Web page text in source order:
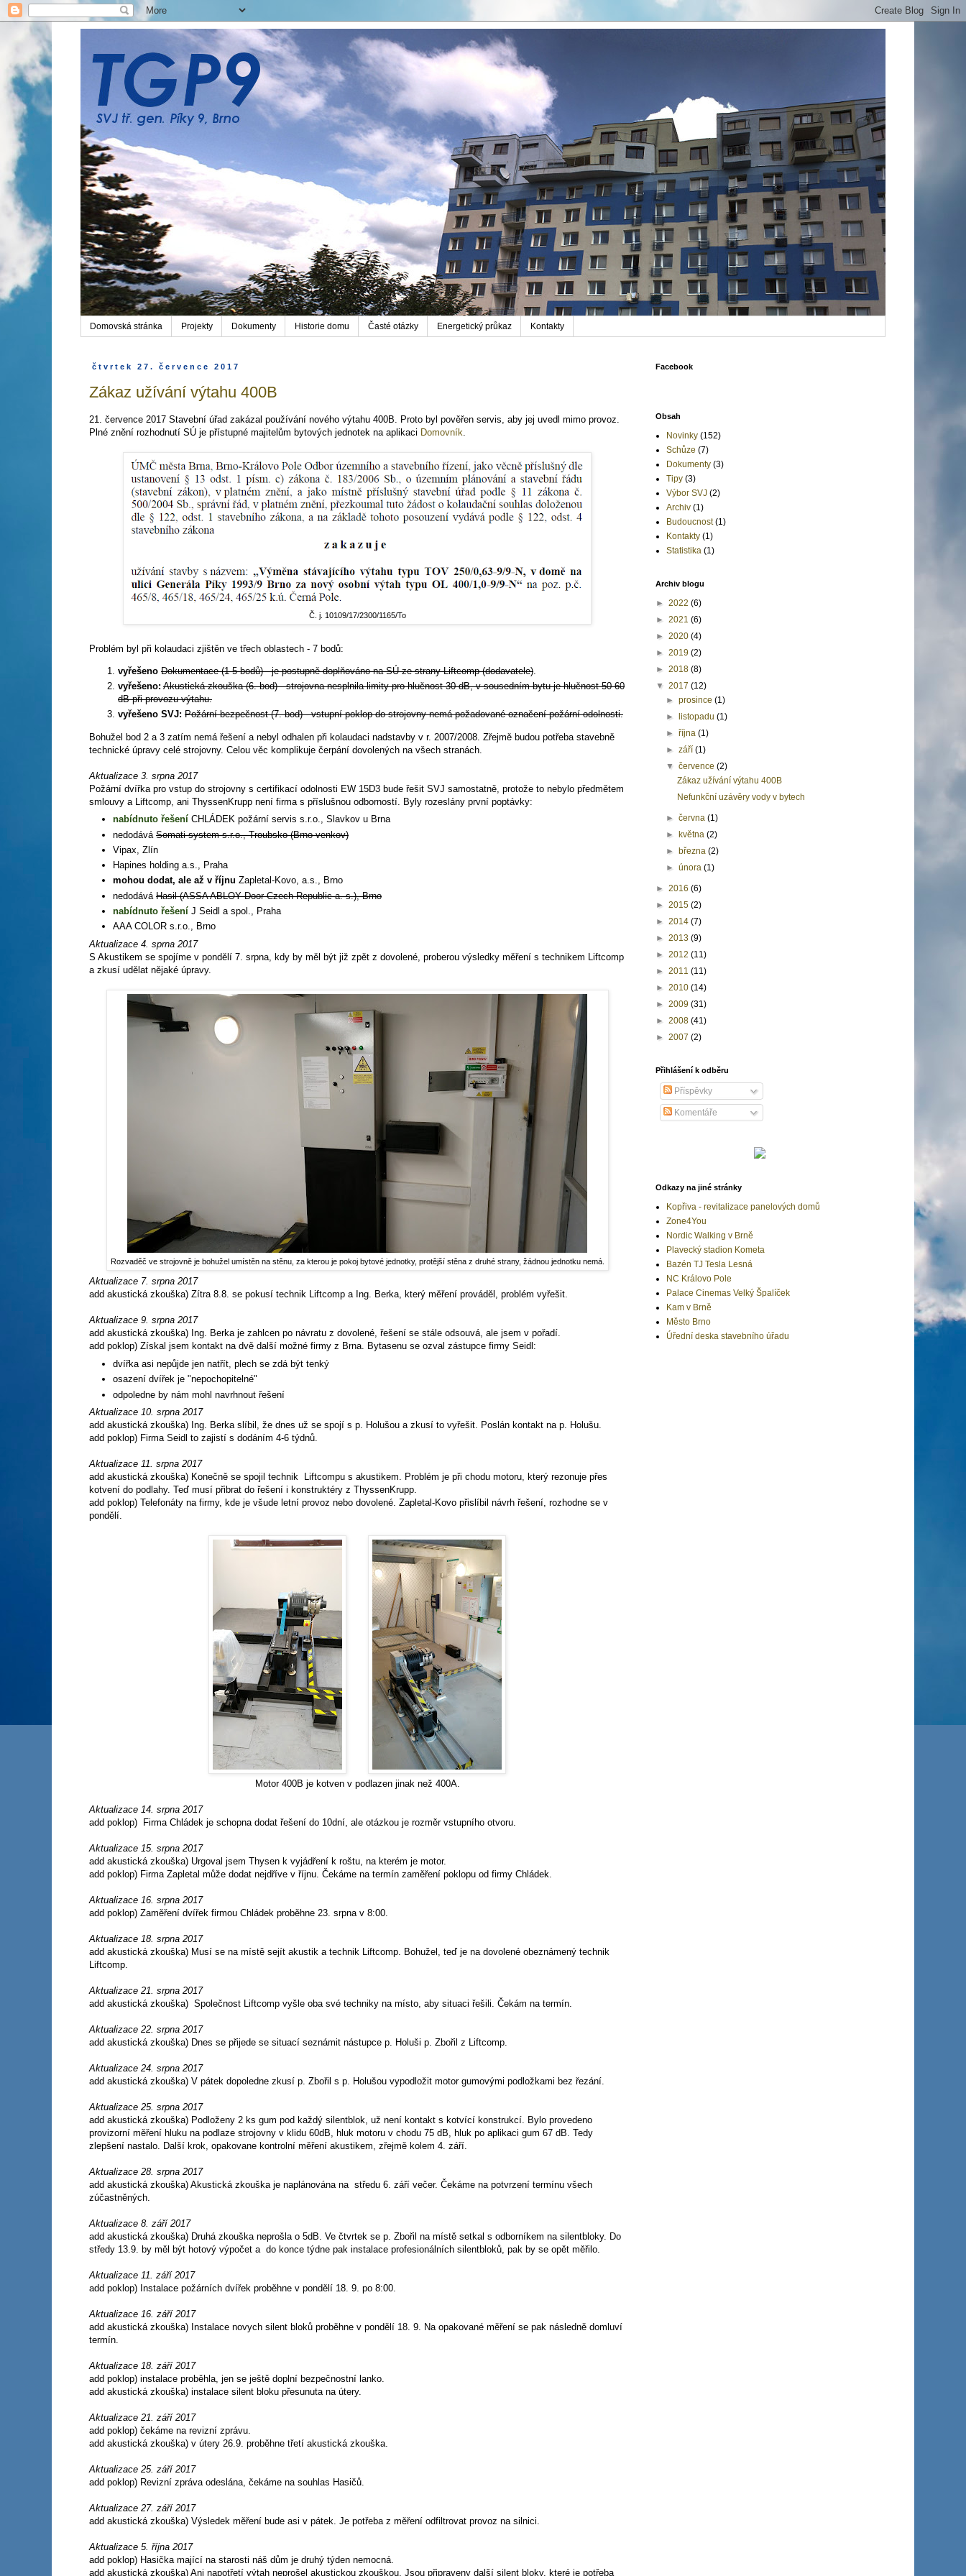
Domovská stránka Projekty Dokumenty Historie domu Časté otázky Energetický průkaz Kontakty
čtvrtek 27. července 2017
Zákaz užívání výtahu 400B
21. července 2017 Stavební úřad zakázal používání nového výtahu 400B. Proto byl pověřen servis, aby jej uvedl mimo provoz.
Plné znění rozhodnutí SÚ je přístupné majitelům bytových jednotek na aplikaci Domovník.
Č. j. 10109/17/2300/1165/To
Problém byl při kolaudaci zjištěn ve třech oblastech - 7 bodů:
vyřešeno Dokumentace (1-5 bodů) - je postupně doplňováno na SÚ ze strany Liftcomp (dodavatele)
vyřešeno: Akustická zkouška (6. bod) - strojovna nesplnila limity pro hlučnost 30 dB, v sousedním bytu je hlučnost 50-60
dB při provozu výtahu.
vyřešeno SVJ: Požární bezpečnost (7. bod) - vstupní poklop do strojovny nemá požadované označení požární odolnosti.
Bohužel bod 2 a 3 zatím nemá řešení a nebyl odhalen při kolaudaci nadstavby v r. 2007/2008. Zřejmě budou potřeba stavebně
technické úpravy celé strojovny. Celou věc komplikuje čerpání dovolených na všech stranách.
Aktualizace 3. srpna 2017
Požární dvířka pro vstup do strojovny s certifikací odolnosti EW 15D3 bude řešit SVJ samostatně, protože to nebylo předmětem
smlouvy a Liftcomp, ani ThyssenKrupp není firma s příslušnou odborností. Byly rozeslány první poptávky:
nabídnuto řešení CHLÁDEK požární servis s.r.o., Slavkov u Brna
nedodává Somati system s.r.o., Troubsko (Brno-venkov)
Vipax, Zlín
Hapines holding a.s., Praha
mohou dodat, ale až v říjnu Zapletal-Kovo, a.s., Brno
nedodává Hasil (ASSA ABLOY Door Czech Republic a. s.), Brno
nabídnuto řešení J Seidl a spol., Praha
AAA COLOR s.r.o., Brno
Aktualizace 4. sprna 2017
S Akustikem se spojíme v pondělí 7. srpna, kdy by měl být již zpět z dovolené, proberou výsledky měření s technikem Liftcomp
a zkusí udělat nějaké úpravy.
Rozvaděč ve strojovně je bohužel umístěn na stěnu, za kterou je pokoj bytové jednotky, protější stěna z druhé strany, žádnou jednotku nemá.
Aktualizace 7. srpna 2017
add akustická zkouška) Zítra 8.8. se pokusí technik Liftcomp a Ing. Berka, který měření prováděl, problém vyřešit.
Aktualizace 9. srpna 2017
add akustická zkouška) Ing. Berka je zahlcen po návratu z dovolené, řešení se stále odsouvá, ale jsem v pořadí.
add poklop) Získal jsem kontakt na dvě další možné firmy z Brna. Bytasenu se ozval zástupce firmy Seidl:
dvířka asi nepůjde jen natřít, plech se zdá být tenký
osazení dvířek je "nepochopitelné"
odpoledne by nám mohl navrhnout řešení
Aktualizace 10. srpna 2017
add akustická zkouška) Ing. Berka slíbil, že dnes už se spojí s p. Holušou a zkusí to vyřešit. Poslán kontakt na p. Holušu.
add poklop) Firma Seidl to zajistí s dodáním 4-6 týdnů.
Aktualizace 11. srpna 2017
add akustická zkouška) Konečně se spojil technik Liftcompu s akustikem. Problém je při chodu motoru, který rezonuje přes
kotvení do podlahy. Teď musí přibrat do řešení i konstruktéry z ThyssenKrupp.
add poklop) Telefonáty na firmy, kde je všude letní provoz nebo dovolené. Zapletal-Kovo přislíbil návrh řešení, rozhodne se v
pondělí.
Motor 400B je kotven v podlazen jinak než 400A.
Aktualizace 14. srpna 2017
add poklop) Firma Chládek je schopna dodat řešení do 10dní, ale otázkou je rozměr vstupního otvoru.
Aktualizace 15. srpna 2017
add akustická zkouška) Urgoval jsem Thysen k vyjádření k roštu, na kterém je motor.
add poklop) Firma Zapletal může dodat nejdříve v říjnu. Čekáme na termín zaměření poklopu od firmy Chládek.
Aktualizace 16. srpna 2017
add poklop) Zaměření dvířek firmou Chládek proběhne 23. srpna v 8:00.
Aktualizace 18. srpna 2017
add akustická zkouška) Musí se na místě sejít akustik a technik Liftcomp. Bohužel, teď je na dovolené obeznámený technik
Liftcomp.
Aktualizace 21. srpna 2017
add akustická zkouška) Společnost Liftcomp vyšle oba své techniky na místo, aby situaci řešili. Čekám na termín.
Aktualizace 22. srpna 2017
add akustická zkouška) Dnes se přijede se situací seznámit nástupce p. Holuši p. Zbořil z Liftcomp.
Aktualizace 24. srpna 2017
add akustická zkouška) V pátek dopoledne zkusí p. Zbořil s p. Holušou vypodložit motor gumovými podložkami bez řezání.
Aktualizace 25. srpna 2017
add akustická zkouška) Podloženy 2 ks gum pod každý silentblok, už není kontakt s kotvící konstrukcí. Bylo provedeno
provizorní měření hluku na podlaze strojovny v klidu 60dB, hluk motoru v chodu 75 dB, hluk po aplikaci gum 67 dB. Tedy
zlepšení nastalo. Další krok, opakovane kontrolní měření akustikem, zřejmě kolem 4. září.
Aktualizace 28. srpna 2017
add akustická zkouška) Akustická zkouška je naplánována na středu 6. září večer. Čekáme na potvrzení termínu všech
zúčastněných.
Aktualizace 8. září 2017
add akustická zkouška) Druhá zkouška neprošla o 5dB. Ve čtvrtek se p. Zbořil na místě setkal s odborníkem na silentbloky. Do
středy 13.9. by měl být hotový výpočet a do konce týdne pak instalace profesionálních silentbloků, pak by se opět měřilo.
Aktualizace 11. září 2017
add poklop) Instalace požárních dvířek proběhne v pondělí 18. 9. po 8:00.
Aktualizace 16. září 2017
add akustická zkouška) Instalace novych silent bloků proběhne v pondělí 18. 9. Na opakované měření se pak následně domluví
termín.
Aktualizace 18. září 2017
add poklop) instalace proběhla, jen se ještě doplní bezpečnostní lanko.
add akustická zkouška) instalace silent bloku přesunuta na útery.
Aktualizace 21. září 2017
add poklop) čekáme na revizní zprávu.
add akustická zkouška) v útery 26.9. proběhne třetí akustická zkouška.
Aktualizace 25. září 2017
add poklop) Revizní zpráva odeslána, čekáme na souhlas Hasičů.
Aktualizace 27. září 2017
add akustická zkouška) Výsledek měření bude asi v pátek. Je potřeba z měření odfiltrovat provoz na silnici.
Aktualizace 5. října 2017
add poklop) Hasička mající na starosti náš dům je druhý týden nemocná.
add akustická zkouška) Ani napotřetí výtah neprošel akustickou zkouškou. Jsou připraveny další silent bloky, které je potřeba
Facebook
Obsah
Novinky (152)
Schůze (7)
Dokumenty (3)
Tipy (3)
Výbor SVJ (2)
Archiv (1)
Budoucnost (1)
Kontakty (1)
Statistika (1)
Archiv blogu
► 2022 (6)
► 2021 (6)
► 2020 (4)
► 2019 (2)
► 2018 (8)
▼ 2017 (12)
►prosince(1)
►
listopadu(1)
►října(1)
►září(1)
▼července(2)
Zákaz užívání výtahu 400B
Nefunkční uzávěry vody v bytech
►června(1)
►
května(2)
► března(2)
►února(1)
► 2016 (6)
► 2015 (2)
► 2014 (7)
► 2013 (9)
► 2012 (11)
► 2011 (11)
► 2010 (14)
► 2009 (31)
► 2008 (41)
► 2007 (2)
Přihlášení k odběru
Příspěvky
Komentáře
Odkazy na jiné stránky
Kopřiva - revitalizace panelových domů
Zone4You
Nordic Walking v Brně
Plavecký stadion Kometa
Bazén TJ Tesla Lesná
NC Královo Pole
Palace Cinemas Velký Špalíček
Kam v Brně
Město Brno
Úřední deska stavebního úřadu